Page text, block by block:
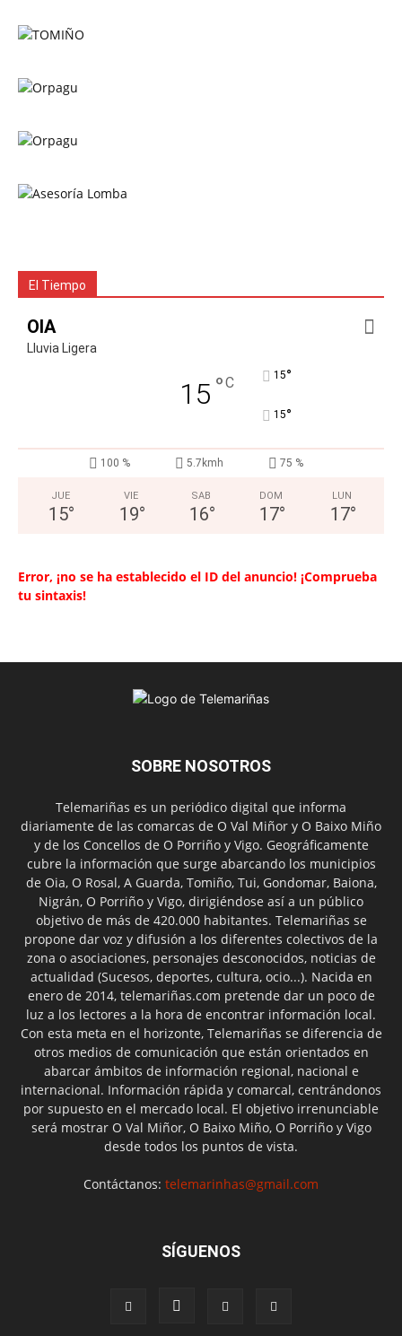
El Tiempo
OIA
Lluvia Ligera
15 °C 15°
15°
100 % 5.7kmh 75 %
JUE
15°
VIE
19°
SAB
16°
DOM
17°
LUN
17°
Error, ¡no se ha establecido el ID del anuncio! ¡Comprueba
tu sintaxis!
SOBRE NOSOTROS
Telemariñas es un periódico digital que informa
diariamente de las comarcas de O Val Miñor y O Baixo Miño
y de los Concellos de O Porriño y Vigo. Geográficamente
cubre la información que surge abarcando los municipios
de Oia, O Rosal, A Guarda, Tomiño, Tui, Gondomar, Baiona,
Nigrán, O Porriño y Vigo, dirigiéndose así a un público
objetivo de más de 420.000 habitantes. Telemariñas se
propone dar voz y difusión a los diferentes colectivos de la
zona o asociaciones, personajes desconocidos, noticias de
actualidad (Sucesos, deportes, cultura, ocio...). Nacida en
enero de 2014, telemariñas.com pretende dar un poco de
luz a los lectores a la hora de encontrar información local.
Con esta meta en el horizonte, Telemariñas se diferencia de
otros medios de comunicación que están orientados en
abarcar ámbitos de información regional, nacional e
internacional. Información rápida y comarcal, centrándonos
por supuesto en el mercado local. El objetivo irrenunciable
será mostrar O Val Miñor, O Baixo Miño, O Porriño y Vigo
desde todos los puntos de vista.
Contáctanos: telemarinhas@gmail.com
SÍGUENOS